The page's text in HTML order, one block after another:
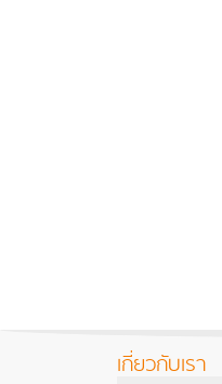
เกี่ยวกับเรา